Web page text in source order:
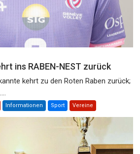
ins RABEN-NEST zurück
kehrt zu den Roten Raben zurück;
Informationen Sport Vereine